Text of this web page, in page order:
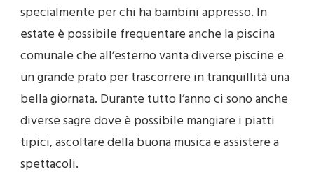
specialmente per chi ha bambini appresso. In
estate è possibile frequentare anche la piscina
comunale che all’esterno vanta diverse piscine e
un grande prato per trascorrere in tranquillità una
bella giornata. Durante tutto l’anno ci sono anche
diverse sagre dove è possibile mangiare i piatti
tipici, ascoltare della buona musica e assistere a
spettacoli.